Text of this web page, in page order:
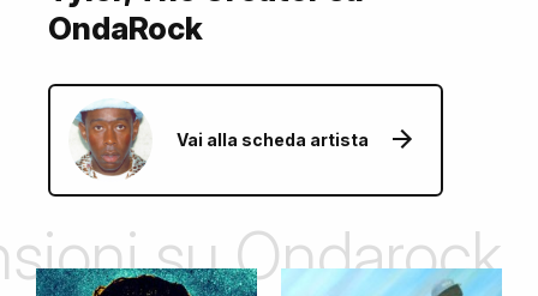
OndaRock
Vai alla scheda artista
su Ondarock